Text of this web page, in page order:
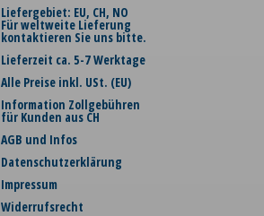
Liefergebiet: EU, CH, NO
Für weltweite Lieferung
kontaktieren Sie uns bitte.
Lieferzeit ca. 5-7 Werktage
Alle Preise inkl. USt. (EU)
Information Zollgebühren
für Kunden aus CH
AGB und Infos
Datenschutzerklärung
Impressum
Widerrufsrecht